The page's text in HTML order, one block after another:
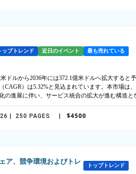
ップトレンド 近日のイベント 最も売れている
ドルから2036年には372.1億米ドルへ拡大すると
CAGR）は5.32%と見込まれています。本市場は
進展に伴い、サービス統合の拡大が進む構造と
| 250 PAGES | $4500
ア、競争環境およびトレ
トップトレンド